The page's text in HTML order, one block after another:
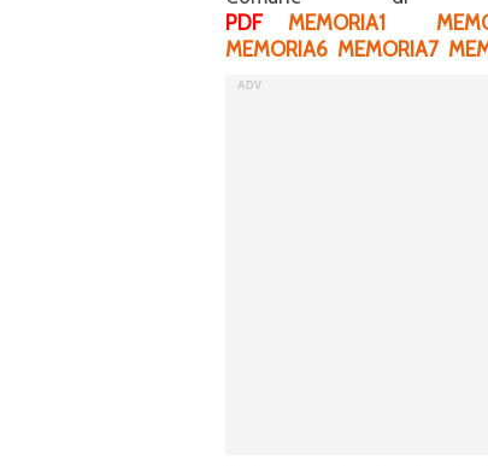
PDF MEMORIA1
MEMORIA6 MEMORIA7